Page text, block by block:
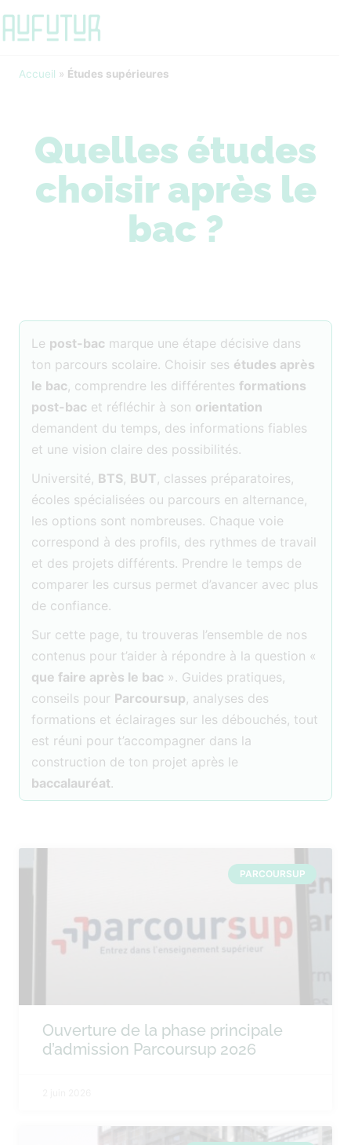
Accueil » Études supérieures
Quelles études
choisir après le
bac ?
Le post-bac marque une étape décisive dans
ton parcours scolaire. Choisir ses études après
le bac, comprendre les différentes formations
post-bac et réfléchir à son orientation
demandent du temps, des informations fiables
et une vision claire des possibilités.
Université, BTS, BUT, classes préparatoires,
écoles spécialisées ou parcours en alternance,
les options sont nombreuses. Chaque voie
correspond à des profils, des rythmes de travail
et des projets différents. Prendre le temps de
comparer les cursus permet d’avancer avec plus
de confiance.
Sur cette page, tu trouveras l’ensemble de nos
contenus pour t’aider à répondre à la question «
que faire après le bac ». Guides pratiques,
conseils pour Parcoursup, analyses des
formations et éclairages sur les débouchés, tout
est réuni pour t’accompagner dans la
construction de ton projet après le
baccalauréat.
PARCOURSUP
Ouverture de la phase principale
d’admission Parcoursup 2026